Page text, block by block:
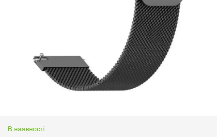
В наявності